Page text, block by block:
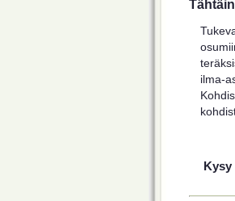
ilma-
Kysy